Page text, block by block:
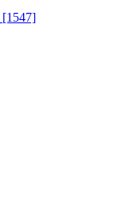
[1547]